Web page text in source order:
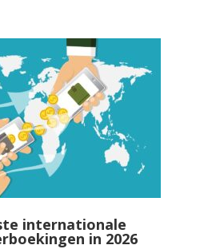
internationale
in 2026